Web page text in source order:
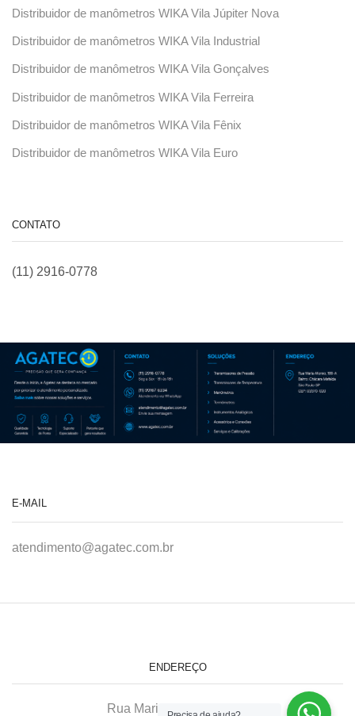
Distribuidor de manômetros WIKA Vila Júpiter Nova
Distribuidor de manômetros WIKA Vila Industrial
Distribuidor de manômetros WIKA Vila Gonçalves
Distribuidor de manômetros WIKA Vila Ferreira
Distribuidor de manômetros WIKA Vila Fênix
Distribuidor de manômetros WIKA Vila Euro
CONTATO
(11) 2916-0778
E-MAIL
atendimento@agatec.com.br
ENDEREÇO
Rua Maria Afonso, 166-A